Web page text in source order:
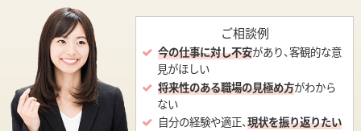
ご相談例
今の仕事に対し不安があり、客観的な意
見がほしい
将来性のある職場の見極め方がわから
ない
自分の経験や適正、現状を振り返りたい